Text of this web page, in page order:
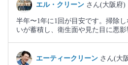
エル・クリーン さん(大阪府)
半年〜1年に1回が目安です。掃除
いが蓄積し、衛生面や見た目に悪影
エーティークリーン さん(大